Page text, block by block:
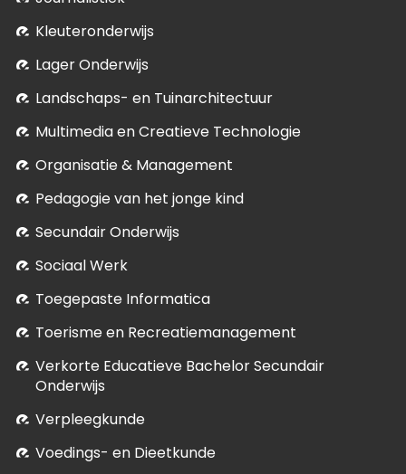
Kleuteronderwijs
Lager Onderwijs
Landschaps- en Tuinarchitectuur
Multimedia en Creatieve Technologie
Organisatie & Management
Pedagogie van het jonge kind
Secundair Onderwijs
Sociaal Werk
Toegepaste Informatica
Toerisme en Recreatiemanagement
Verkorte Educatieve Bachelor Secundair
Onderwijs
Verpleegkunde
Voedings- en Dieetkunde